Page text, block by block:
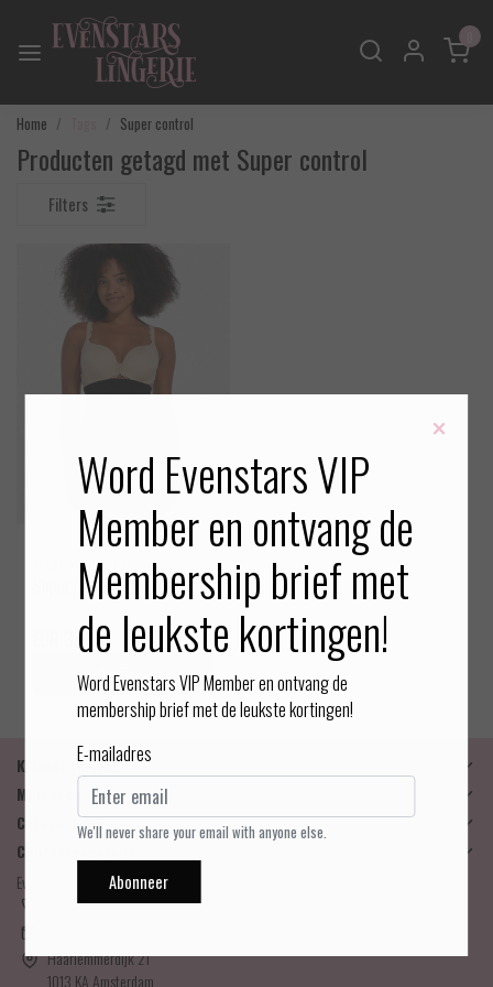
Home Super control
Producten getagd met Super control
Filters
Magic Bodyfashion
Super Control - Hoge slip
EUR 39,99
Bekijken
Klantenservice
Mijn account
Categorieën
Contactgegevens
Evenstars Lingerie
06-25536043
Haarlemmerdijk 21
1013 KA Amsterdam
×
Word Evenstars VIP
Member en ontvang de
Membership brief met
de leukste kortingen!
Word Evenstars VIP Member en ontvang de
membership brief met de leukste kortingen!
E-mailadres
We'll never share your email with anyone else.
Abonneer